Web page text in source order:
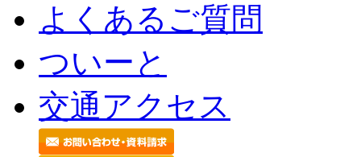
よくあるご質問
ついーと
交通アクセス